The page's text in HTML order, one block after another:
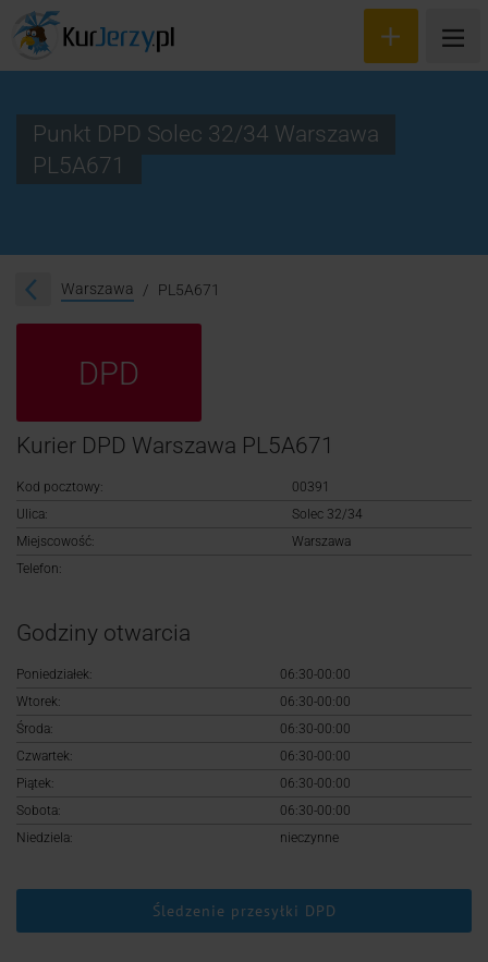
Śledzenie przesyłki
Punkt DPD Solec 32/34 Warszawa
PL5A671
Warszawa PL5A671
DPD
Kurier DPD Warszawa PL5A671
Kod pocztowy:
00391
Ulica:
Solec 32/34
Miejscowość:
Warszawa
Telefon:
Godziny otwarcia
Poniedziałek:
06:30-00:00
Wtorek:
06:30-00:00
Środa:
06:30-00:00
Czwartek:
06:30-00:00
Piątek:
06:30-00:00
Sobota:
06:30-00:00
Niedziela:
nieczynne
Śledzenie przesyłki DPD